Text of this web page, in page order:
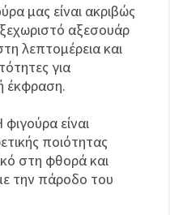
μας είναι ακριβώς
αξεσουάρ
λεπτομέρεια και
για
έκφραση.
φιγούρα είναι
ποιότητας
στη φθορά και
την πάροδο του